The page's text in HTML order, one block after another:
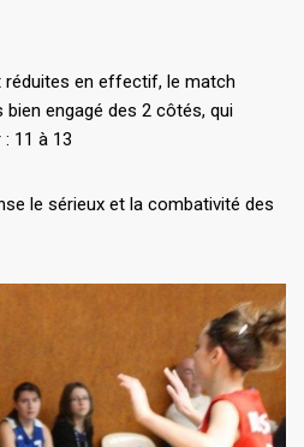
en effectif, le match
engagé des 2 côtés, qui
11 à 13
le sérieux et la combativité des